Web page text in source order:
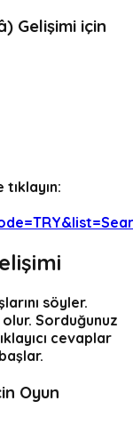
Gelişimi için
söyler.
Sorduğunuz
cevaplar
Oyun